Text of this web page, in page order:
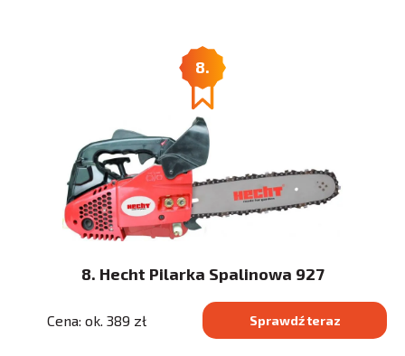
8.
8. Hecht Pilarka Spalinowa 927
Cena: ok. 389 zł Sprawdź teraz